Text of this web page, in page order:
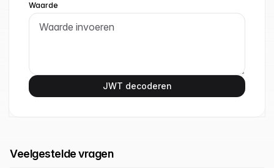
Waarde
JWT decoderen
Veelgestelde vragen